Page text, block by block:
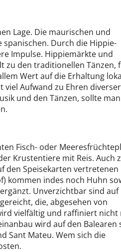
Lage. Die maurischen und
Durch die Hippie-
Impulse. Hippiemärkte und
zu den traditionellen Tänzen,
Wert auf die Erhaltung
Aufwand zu Ehren diverser
und den Tänzen, sollte man
Fisch- oder
Krustentiere mit Reis. Auch
den Speisekarten vertretenen
kommen indes noch Huhn
Unverzichtbar sind auf
die, abgesehen von
vielfältig und raffiniert nicht
wird auf den Balearen
Sant Mateu. Wem sich die